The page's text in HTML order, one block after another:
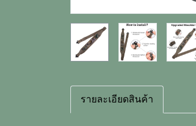
รายละเอียดสินค้า